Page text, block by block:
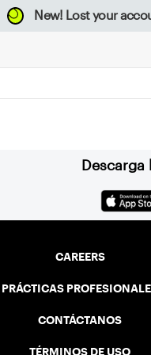
New! Lost your
Descarga
CAREERS
PRÁCTICAS
CONTÁCTANOS
TÉRMINOS DE USO